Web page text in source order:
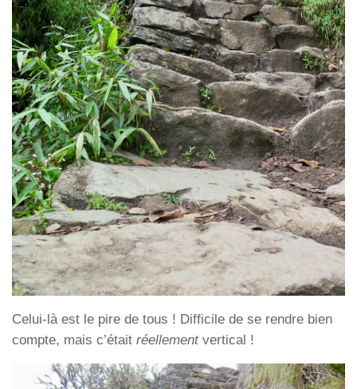
Celui-là est le pire de tous ! Difficile de se rendre bien
compte, mais c’était réellementvertical !